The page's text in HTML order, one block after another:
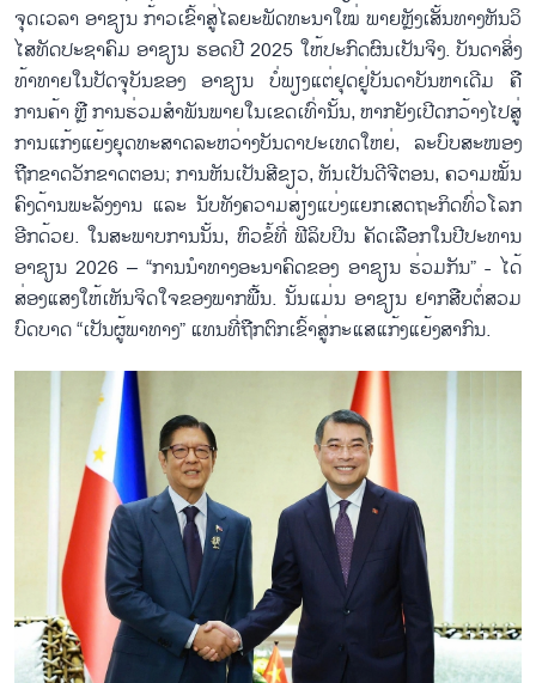
ຈຸດ​ເວ​ລາ ອາ​ຊຽນ ກ້າວ​ເຂົ້າ​ສູ່​ໄລ​ຍະ​ພັດ​ທະ​ນາ​ໃໝ່​ ພາຍຫຼັງ​ເສັ້ນ​ທາງ​ຫັນ​ວິ​
ໄສ​ທັດ​ປະ​ຊາ​ຄົມ ອາ​ຊຽນ ຮອດ​ປີ 2025 ໃຫ້​ປະ​ກົດ​ຜົນ​ເປັນ​ຈິງ. ບັນ​ດາ​ສິ່ງ​
ທ້າ​ທາຍ​ໃນ​ປັດ​ຈຸ​ບັນ​ຂອງ ອາ​ຊຽນ ບໍ່​ພຽງ​ແຕ່​ຢຸດ​ຢູ່​ບັນ​ດາ​ບັນ​ຫາ​ເດີ​ມ ​ຄື
ການ​ຄ້າ ຫຼື ການ​ຮ່ວມ​ສຳ​ພັນ​ພາຍ​ໃນ​ເຂດ​ເທົ່າ​ນັ້ນ, ຫາກ​ຍັງ​ເປີດກວ້າງ​ໄປ​ສູ່​
ການ​ແກ້ງ​ແຍ້ງ​ຍຸດ​ທະ​ສາດ​ລະ​ຫວ່າງ​ບັນ​ດາ​ປະ​ເທດ​ໃຫຍ່, ​ລະ​ບົບ​ສະ​ໜອງ​
ຖືກ​ຂາດ​ວັກ​ຂາດ​ຕອນ; ​ການ​ຫັນ​ເປັນ​ສີ​ຂຽວ, ຫັນ​ເປັນ​ດີ​ຈີ​ຕອນ, ຄວ​າມ​ໝັ້ນ​
ຄົງ​ດ້ານ​ພະ​ລັງ​ງານ ແລະ ນັບ​ທັງ​ຄວາມ​ສ່ຽງ​ແບ​່ງ​ແຍກ​ເສດ​ຖະ​ກິດ​ທົ່ວ​ໂລກ​
ອີກ​ດ້ວຍ. ໃນ​ສະ​ພາບ​ການ​ນັ້ນ, ຫົວ​ຂໍ້​ທີ່ ຟີ​ລິບ​ປິນ ຄັດ​ເລືອກ​ໃນ​ປີປະ​ທານ
ອາ​ຊຽນ 2026 – “ການ​ນຳ​ທາງ​ອະ​ນາ​ຄົດ​ຂອງ ອ​າ​ຊຽນ ຮ່ວມ​ກັນ” - ໄດ້​
ສ່ອງ​ແສງ​ໃຫ້​ເຫັນ​ຈິດ​ໃຈ​ຂອງ​ພາກ​ພື້ນ. ນັ້ນ​ແມ່ນ ອາ​ຊຽນ ຢາກ​ສືບ​ຕໍ່​ສວມ​
ບົດ​ບາດ “ເປັນ​ຜູ້​ພາ​ທາງ” ແທນ​ທີ່​ຖືກ​ຕົກ​ເຂົ້າ​ສູ່​ກະ​ແສແກ້ງ​ແຍ້ງ​ສາ​ກົນ.